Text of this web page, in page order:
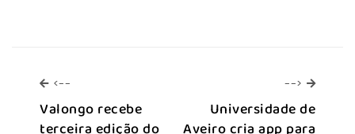
<--
Valongo recebe
terceira edição do
--> -->
Universidade de
Aveiro cria app para